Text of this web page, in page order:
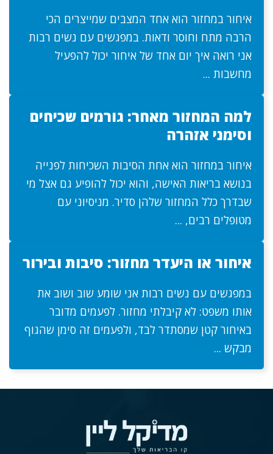
איחור במחזור הוא אחד המצבים שמייצרים הכי
הרבה מתח וחוסר ודאות. במפגשים עם נשים רבות
אני רואה איך יום אחד של איחור יכול להפעיל
מחשבות ...
למה המחזור מאחר: גורמים שכיחים
וסימני אזהרה
איחור במחזור הוא אחת הסיבות השכיחות לפנייה
בנושא בריאות האישה, והוא יכול להופיע גם אצל מי
שבדרך כלל המחזור שלהן סדיר. מניסיוני עם
מטופלים רבים, ...
איחור או היעדר מחזור: סיבות ובירור
במפגשים עם נשים רבות אני שומע שוב ושוב את
אותו משפט: לא קיבלתי מחזור. לפעמים מדובר
באיחור קטן שמסתדר לבד, ולפעמים זה סימן שהגוף
מבקש ...